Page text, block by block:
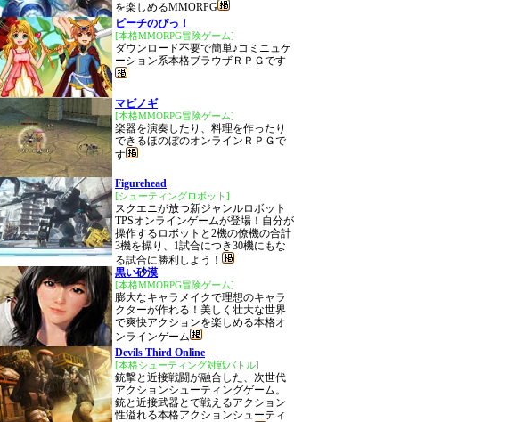
を楽しめるMMORPG
ピーチのぴっ！
[本格MMORPG冒険ゲーム]
ダウンロード不要で簡単♪コミニュケ
ーション系本格ブラウザＲＰＧです
マビノギ
[本格MMORPG冒険ゲーム]
楽器を演奏したり、料理を作ったり
できるほのぼのオンラインＲＰＧで
す
Figurehead
[シューティングロボット]
スクエニが放つ新ジャンルロボット
TPSオンラインゲームが登場！自分が
操作するロボットと2機の僚機の合計
3機を操り、1試合につき30機にもな
る試合に勝利しよう！
黒い砂漠
[本格MMORPG冒険ゲーム]
膨大なキャラメイクで理想のキャラ
クターが作れる！美しく壮大な世界
で爽快アクションを楽しめる本格オ
ンラインゲーム
Devils Third Online
[本格シューティング対戦バトル]
銃撃と近接戦闘が融合した、次世代
アクションシューティングゲーム。
銃と近接武器とで戦えるアクション
性溢れる本格アクションシューティ